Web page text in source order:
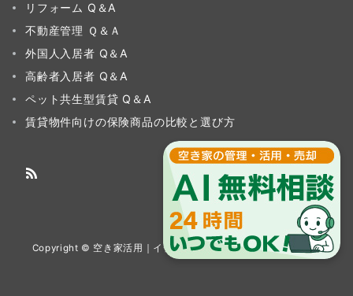
リフォーム Q＆A
不動産管理 Ｑ＆Ａ
外国人入居者 Q＆A
高齢者入居者 Q＆A
ペット共生型賃貸 Q＆A
賃貸物件向けの保険商品の比較と選び方
Copyright © 空き家活用｜イチイグループ All Rights Reserved.